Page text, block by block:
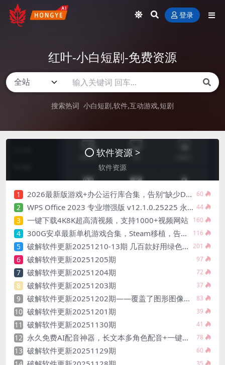
登录
红叶-小白短剧-免费资源
搜索热词 小白短剧 软件 互动游戏 短剧
软件资源 >
软件资源
1 2026最新版游戏+办公运行库合集，告别“缺少DLL”报错 60
2 WPS Office 2023 专业增强版 v12.1.0.25225 永久激活版(04.07) 44
3 一键下载4K8K超高清视频，支持1000+视频网站 160
4 300G安卓最新单机游戏合集，Steam移植，告别游戏荒 116
5 破解软件更新20251210-13期 几百款好用绿色软件 201
6 破解软件更新20251205期 97
7 破解软件更新20251204期 72
8 破解软件更新20251203期 37
9 破解软件更新20251202期——覆盖了图形图像、音视频处理、文件管理、系统优化、网络通信、下载工具、移动应用、办公工具 83
10 破解软件更新20251201期 39
11 破解软件更新20251130期 41
12 永久免费AI配音神器，长文本多角色配音+一键生成视频字幕 78
13 破解软件更新20251129期 60
35